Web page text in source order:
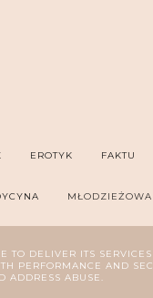
EROTYK FAKTU
MŁODZIEŻOWA
TO DELIVER ITS
PERFORMANCE AND
ADDRESS ABUSE.